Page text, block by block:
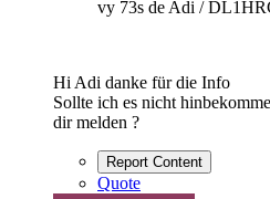
vy 73s de Adi /
Hi Adi danke für die Info
Sollte ich es nicht
dir melden ?
Report Content
Quote